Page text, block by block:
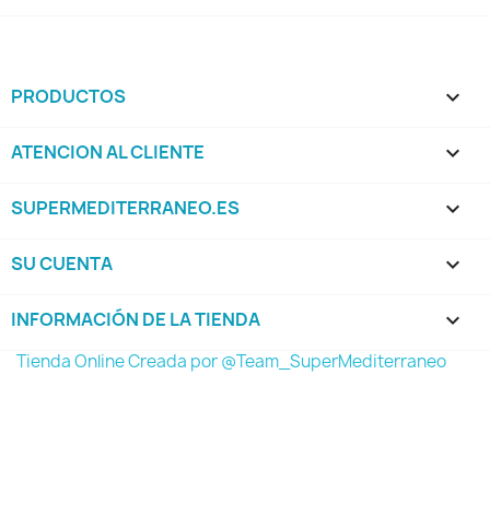
PRODUCTOS 
ATENCION AL CLIENTE 
SUPERMEDITERRANEO.ES 
SU CUENTA 
INFORMACIÓN DE LA TIENDA keyboard_arrow_down
Tienda Online Creada por @Team_SuperMediterraneo